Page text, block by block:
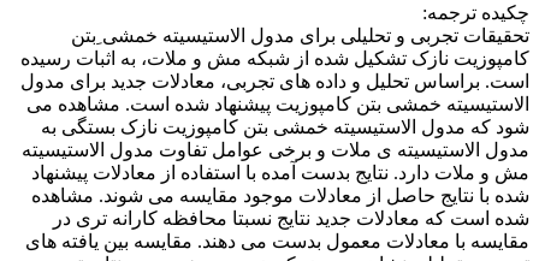
چکیده ترجمه:
تحقیقات تجربی و تحلیلی برای مدول الاستیسیته خمشی ِبتن
کامپوزیت نازک تشکیل شده از شبکه مش و ملات، به اثبات رسیده
است. براساس تحلیل و داده های تجربی، معادلات جدید برای مدول
الاستیسیته خمشی بتن کامپوزیت پیشنهاد شده است. مشاهده می
شود که مدول الاستیسیته خمشی بتن کامپوزیت نازک بستگی به
مدول الاستیسیته ی ملات و برخی عوامل تفاوت مدول الاستیسیته
مش و ملات دارد. نتایج بدست آمده با استفاده از معادلات پیشنهاد
شده با نتایج حاصل از معادلات موجود مقایسه می شوند. مشاهده
شده است که معادلات جدید نتایج نسبتا محافظه کارانه تری در
مقایسه با معادلات معمول بدست می دهند. مقایسه بین یافته های